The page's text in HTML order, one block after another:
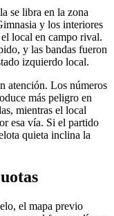
se libra en la zona
y los interiores
local en campo rival.
y las bandas fueron
izquierdo local.
atención. Los números
más peligro en
mientras el local
esa vía. Si el partido
quieta inclina la
el mapa previo